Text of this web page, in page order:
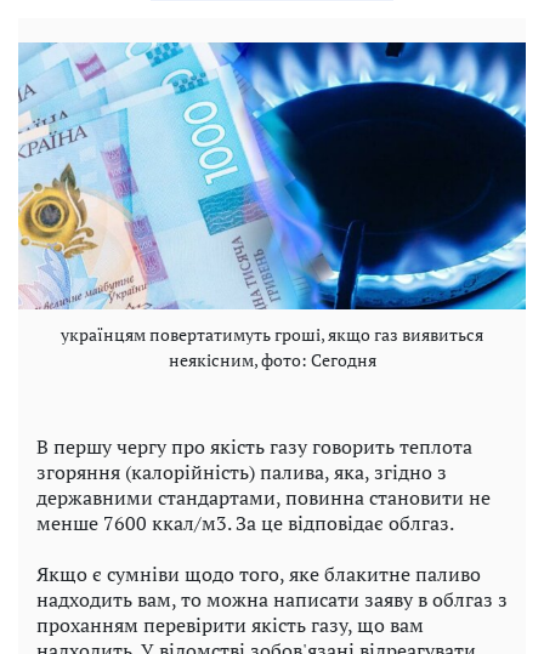
українцям повертатимуть гроші, якщо газ виявиться
неякісним, фото: Сегодня
В першу чергу про якість газу говорить теплота
згоряння (калорійність) палива, яка, згідно з
державними стандартами, повинна становити не
менше 7600 ккал/м3. За це відповідає облгаз.
Якщо є сумніви щодо того, яке блакитне паливо
надходить вам, то можна написати заяву в облгаз з
проханням перевірити якість газу, що вам